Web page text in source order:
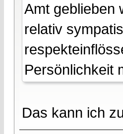
Amt geblieben
relativ
Persönlichkeit
Das kann ich